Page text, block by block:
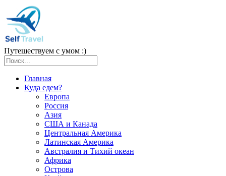
Путешествуем с умом :)
Главная
Куда едем?
Европа
Россия
Азия
США и Канада
Центральная Америка
Латинская Америка
Австралия и Тихий океан
Африка
Острова